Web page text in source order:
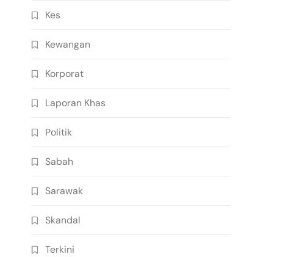
Kes
Kewangan
Korporat
Laporan Khas
Politik
Sabah
Sarawak
Skandal
Terkini